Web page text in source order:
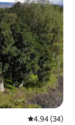
レビュー34
4.94 (34)